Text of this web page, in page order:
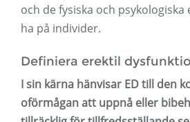
och de fysiska och
ha på individer.
Definiera erektil
I sin kärna hänvisar ED till den
oförmågan att uppnå eller